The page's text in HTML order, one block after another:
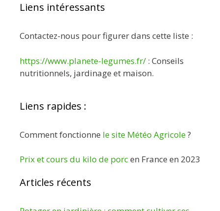
Liens intéressants
Contactez-nous pour figurer dans cette liste :
https://www.planete-legumes.fr/ : Conseils
nutritionnels, jardinage et maison.
Liens rapides :
Comment fonctionne le site Météo Agricole?
Prix et cours du kilo de porcen France en 2023
Articles récents